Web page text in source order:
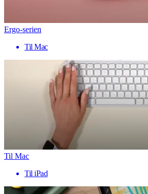
Ergo-serien
Til Mac
Til Mac
Til iPad